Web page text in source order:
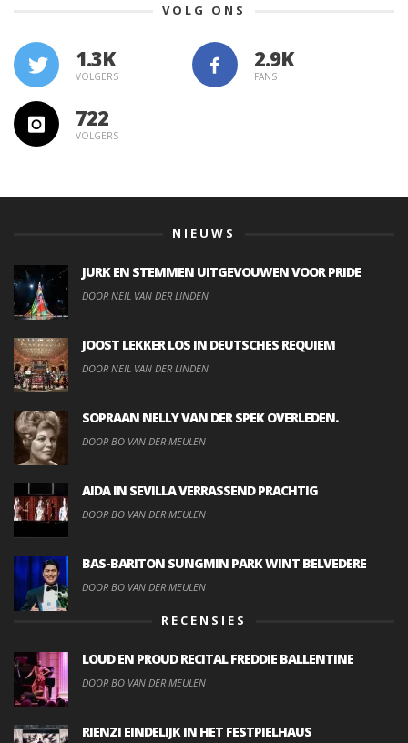
VOLG ONS
1.3K
VOLGERS FANS
722
VOLGERS
NIEUWS
JURK EN STEMMEN UITGEVOUWEN VOOR PRIDE
DOOR NEIL VAN DER LINDEN
JOOST LEKKER LOS IN DEUTSCHES REQUIEM
DOOR NEIL VAN DER LINDEN
SOPRAAN NELLY VAN DER SPEK OVERLEDEN.
DOOR BO VAN DER MEULEN
AIDA IN SEVILLA VERRASSEND PRACHTIG
DOOR BO VAN DER MEULEN
BAS-BARITON SUNGMIN PARK WINT BELVEDERE
DOOR BO VAN DER MEULEN
RECENSIES
LOUD EN PROUD RECITAL FREDDIE BALLENTINE
DOOR BO VAN DER MEULEN
RIENZI EINDELIJK IN HET FESTPIELHAUS